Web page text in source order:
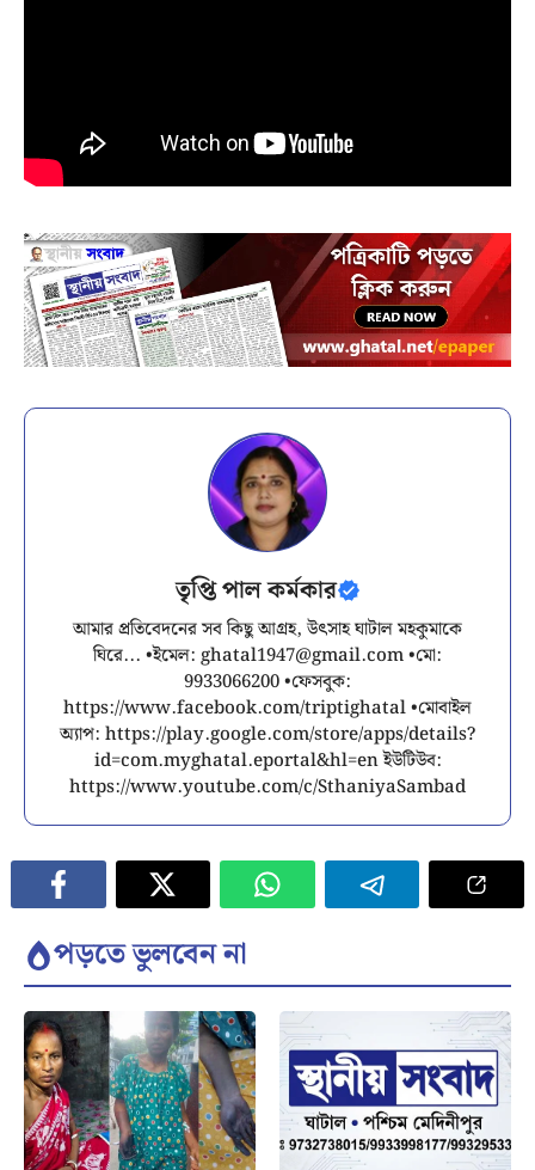
তৃপ্তি পাল কর্মকার
আমার প্রতিবেদনের সব কিছু আগ্রহ, উৎসাহ ঘাটাল মহকুমাকে
ঘিরে... •ইমেল: ghatal1947@gmail.com•মো:
9933066200 •ফেসবুক:
https://www.facebook.com/triptighatal •মোবাইল
অ্যাপ: https://play.google.com/store/apps/details?
id=com.myghatal.eportal&hl=en ইউটিউব:
https://www.youtube.com/c/SthaniyaSambad
পড়তে ভুলবেন না